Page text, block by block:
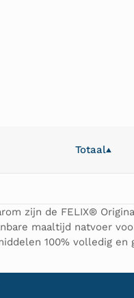
Totaal▲
zijn de FELIX®
maaltijd natvoer
100% volledig